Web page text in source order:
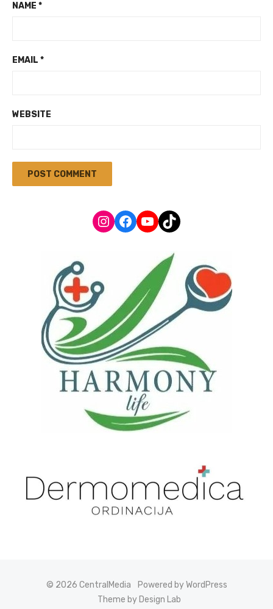
NAME *
EMAIL *
WEBSITE
Instagram
Facebook
YouTube
TikTok
© 2026 CentralMedia
Powered by WordPress
Theme by Design Lab